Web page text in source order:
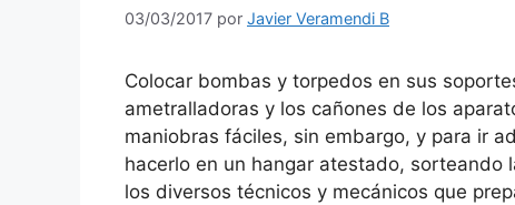
03/03/2017 por Javier Veramendi B
Colocar bombas y torpedos en sus
ametralladoras y los cañones de los
maniobras fáciles, sin embargo, y para ir
hacerlo en un hangar atestado, sorteando
los diversos técnicos y mecánicos que